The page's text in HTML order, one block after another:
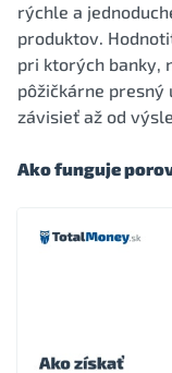
rýchle a
produktov.
pri ktorých banky,
pôžičkárne presný
závisieť až od
Ako funguje